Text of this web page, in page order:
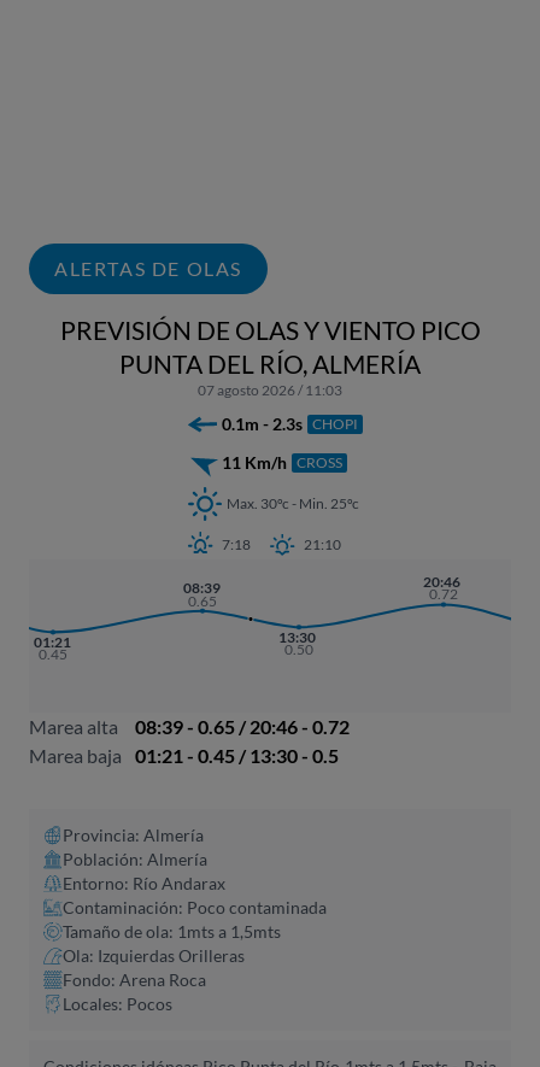
ALERTAS DE OLAS
PREVISIÓN DE OLAS Y VIENTO PICO
PUNTA DEL RÍO, ALMERÍA
07 agosto 2026 / 11:03
0.1m - 2.3s CHOPI
11 Km/h CROSS
Max. 30ºc - Min. 25ºc
7:18 21:10
01:21
0.45
08:39
0.65
13:30
0.50
20:46
0.72
Marea alta
08:39 - 0.65 / 20:46 - 0.72
Marea baja
01:21 - 0.45 / 13:30 - 0.5
Provincia: Almería
Población: Almería
Entorno: Río Andarax
Contaminación: Poco contaminada
Tamaño de ola: 1mts a 1,5mts
Ola: Izquierdas Orilleras
Fondo: Arena Roca
Locales: Pocos